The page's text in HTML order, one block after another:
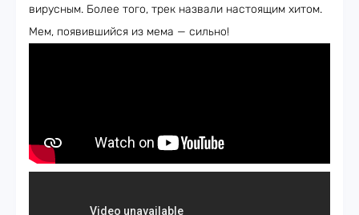
вирусным. Более того, трек назвали настоящим хитом.
Мем, появившийся из мема — сильно!